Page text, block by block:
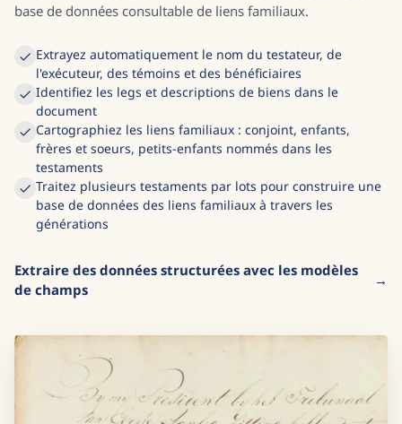
base de données consultable de liens familiaux.
Extrayez automatiquement le nom du testateur, de
l'exécuteur, des témoins et des bénéficiaires
Identifiez les legs et descriptions de biens dans le
document
Cartographiez les liens familiaux : conjoint, enfants,
frères et soeurs, petits-enfants nommés dans les
testaments
Traitez plusieurs testaments par lots pour construire une
base de données des liens familiaux à travers les
générations
Extraire des données structurées avec les modèles
de champs